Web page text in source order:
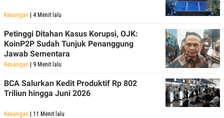
G
N
A
N
E
A
K
R
A
E
M
T
N
PD
Keuangan | 4 Menit lalu
Petinggi Ditahan Kasus Korupsi, OJK:
KoinP2P Sudah Tunjuk Penanggung
Jawab Sementara
Keuangan | 9 Menit lalu
BCA Salurkan Kedit Produktif Rp 802
Triliun hingga Juni 2026
Keuangan | 11 Menit lalu